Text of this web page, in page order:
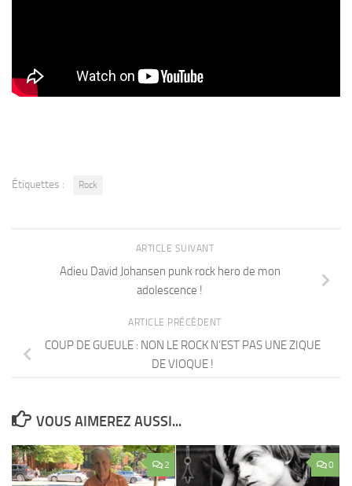
Étiquettes : Rock
ARTICLE SUIVANT
Adieu David Johansen punk rock hero de mon
adolescence !
ARTICLE PRÉCÉDENT
COUP DE GUEULE : NON LE ROCK N’EST PAS UNE ZIQUE
DE VIOQUE !
VOUS AIMEREZ AUSSI...
2 0